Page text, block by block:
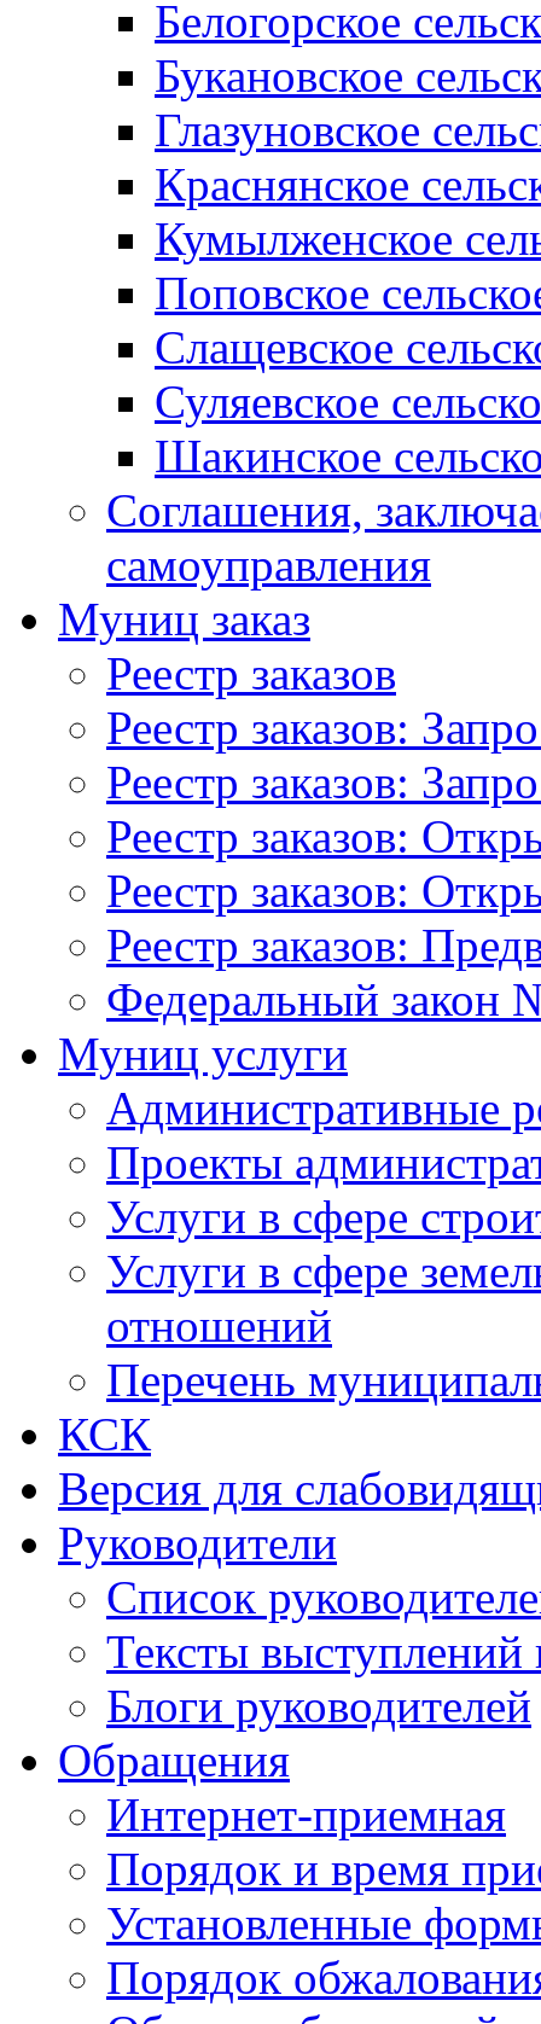
Белогорское
Букановское
Глазуновское
Краснянское
Кумылженское
Поповское
Слащевское
Суляевское
Шакинское
Соглашения,
самоуправления
Муниц заказ
Реестр заказов
Реестр заказов:
Реестр заказов:
Реестр заказов:
Реестр заказов:
Реестр заказов:
Федеральный закон
Муниц услуги
Административные
Проекты
Услуги в сфере
Услуги в сфере
отношений
Перечень
КСК
Версия для
Руководители
Список
Тексты выступлений
Блоги руководителей
Обращения
Интернет-приемная
Порядок и время
Установленные
Порядок